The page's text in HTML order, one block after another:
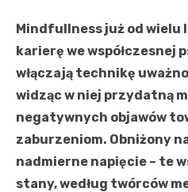
Mindfullness już od wielu
karierę we współczesnej
włączają technikę
widząc w niej przydatną
negatywnych objawów
zaburzeniom. Obniżony
nadmierne napięcie – te
stany, według twórców